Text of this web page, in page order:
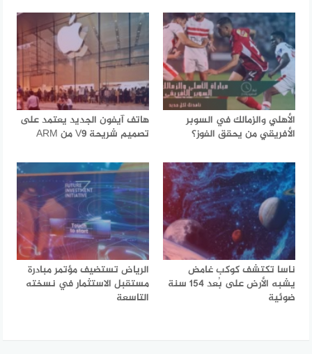
الأهلي والزمالك في السوبر
الأفريقي من يحقق الفوز؟
هاتف آيفون الجديد يعتمد على
تصميم شريحة V9 من ARM
ناسا تكتشف كوكب غامض
يشبه الأرض على بُعد 154 سنة
ضوئية
الرياض تستضيف مؤتمر مبادرة
مستقبل الاستثمار في نسخته
التاسعة